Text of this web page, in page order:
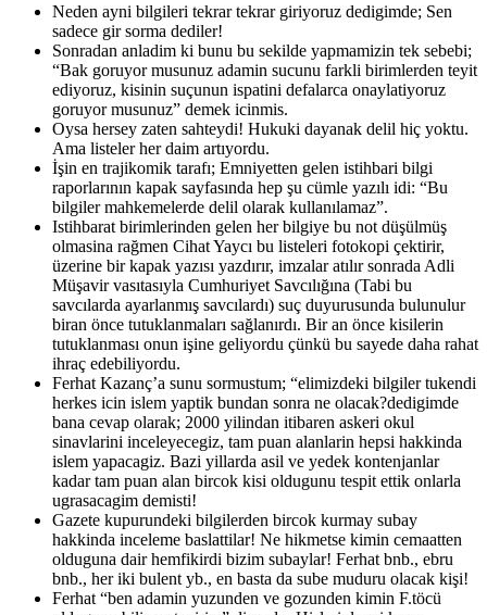
Neden ayni bilgileri tekrar tekrar giriyoruz dedigimde; Sen
sadece gir sorma dediler!
Sonradan anladim ki bunu bu sekilde yapmamizin tek sebebi;
“Bak goruyor musunuz adamin sucunu farkli birimlerden teyit
ediyoruz, kisinin suçunun ispatini defalarca onaylatiyoruz
goruyor musunuz” demek icinmis.
Oysa hersey zaten sahteydi! Hukuki dayanak delil hiç yoktu.
Ama listeler her daim artıyordu.
İşin en trajikomik tarafı; Emniyetten gelen istihbari bilgi
raporlarının kapak sayfasında hep şu cümle yazılı idi: “Bu
bilgiler mahkemelerde delil olarak kullanılamaz”.
Istihbarat birimlerinden gelen her bilgiye bu not düşülmüş
olmasina rağmen Cihat Yaycı bu listeleri fotokopi çektirir,
üzerine bir kapak yazısı yazdırır, imzalar atılır sonrada Adli
Müşavir vasıtasıyla Cumhuriyet Savcılığına (Tabi bu
savcılarda ayarlanmış savcılardı) suç duyurusunda bulunulur
biran önce tutuklanmaları sağlanırdı. Bir an önce kisilerin
tutuklanması onun işine geliyordu çünkü bu sayede daha rahat
ihraç edebiliyordu.
Ferhat Kazanç’a sunu sormustum; “elimizdeki bilgiler tukendi
herkes icin islem yaptik bundan sonra ne olacak?dedigimde
bana cevap olarak; 2000 yilindan itibaren askeri okul
sinavlarini inceleyecegiz, tam puan alanlarin hepsi hakkinda
islem yapacagiz. Bazi yillarda asil ve yedek kontenjanlar
kadar tam puan alan bircok kisi oldugunu tespit ettik onlarla
ugrasacagim demisti!
Gazete kupurundeki bilgilerden bircok kurmay subay
hakkinda inceleme baslattilar! Ne hikmetse kimin cemaatten
olduguna dair hemfikirdi bizim subaylar! Ferhat bnb., ebru
bnb., her iki bulent yb., en basta da sube muduru olacak kişi!
Ferhat “ben adamin yuzunden ve gozunden kimin F.töcü